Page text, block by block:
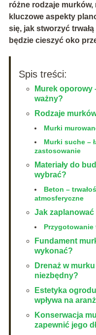
różne rodzaje murków,
kluczowe aspekty
się, jak stworzyć
będzie cieszyć oko
Spis treści:
Murek oporowy
ważny?
Rodzaje
Murki
Murki suche –
zastosowanie
Materiały do
wybrać?
Beton –
atmosferyczne
Jak
Fundament
wykonać?
Drenaż w
niezbędny?
Estetyka
wpływa na
Konserwacja
zapewnić jego